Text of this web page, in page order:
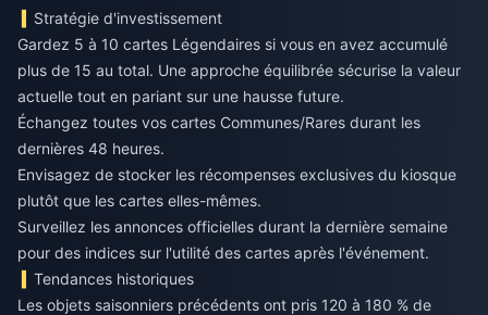
Stratégie d'investissement
Gardez 5 à 10 cartes Légendaires si vous en avez accumulé
plus de 15 au total. Une approche équilibrée sécurise la valeur
actuelle tout en pariant sur une hausse future.
Échangez toutes vos cartes Communes/Rares durant les
dernières 48 heures.
Envisagez de stocker les récompenses exclusives du kiosque
plutôt que les cartes elles-mêmes.
Surveillez les annonces officielles durant la dernière semaine
pour des indices sur l'utilité des cartes après l'événement.
Tendances historiques
Les objets saisonniers précédents ont pris 120 à 180 % de